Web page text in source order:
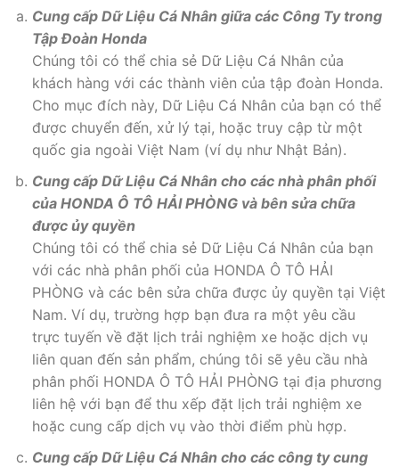
Cung cấp Dữ Liệu Cá Nhân giữa các Công Ty trong
Tập Đoàn Honda
Chúng tôi có thể chia sẻ Dữ Liệu Cá Nhân của
khách hàng với các thành viên của tập đoàn Honda.
Cho mục đích này, Dữ Liệu Cá Nhân của bạn có thể
được chuyển đến, xử lý tại, hoặc truy cập từ một
quốc gia ngoài Việt Nam (ví dụ như Nhật Bản).
Cung cấp Dữ Liệu Cá Nhân cho các nhà phân phối
của HONDA Ô TÔ HẢI PHÒNG và bên sửa chữa
được ủy quyền
Chúng tôi có thể chia sẻ Dữ Liệu Cá Nhân của bạn
với các nhà phân phối của HONDA Ô TÔ HẢI
PHÒNG và các bên sửa chữa được ủy quyền tại Việt
Nam. Ví dụ, trường hợp bạn đưa ra một yêu cầu
trực tuyến về đặt lịch trải nghiệm xe hoặc dịch vụ
liên quan đến sản phẩm, chúng tôi sẽ yêu cầu nhà
phân phối HONDA Ô TÔ HẢI PHÒNG tại địa phương
liên hệ với bạn để thu xếp đặt lịch trải nghiệm xe
hoặc cung cấp dịch vụ vào thời điểm phù hợp.
Cung cấp Dữ Liệu Cá Nhân cho các công ty cung